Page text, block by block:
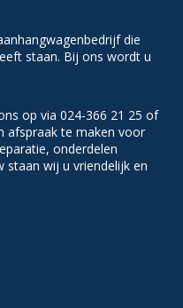
die
staan. Bij ons wordt u
op via 024-366 21 25 of
afspraak te maken voor
onderdelen
staan wij u vriendelijk en